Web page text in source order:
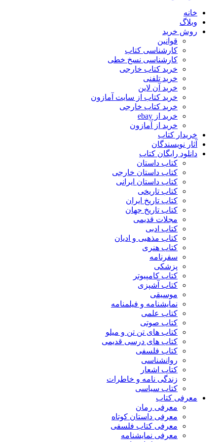
خانه
وبلاگ
روش خرید
قوانین
کارشناسی کتاب
کارشناسی نسخ خطی
خرید کتاب خارجی
خرید تلفنی
خرید آن لاین
خرید کتاب از سایت آمازون
خرید کتاب خارجی
خرید از ebay
خرید از آمازون
خریدار کتاب
آثار نویسندگان
دانلود رایگان کتاب
کتاب داستان
کتاب داستان خارجی
کتاب داستان ایرانی
کتاب تاریخی
کتاب تاریخ ایران
کتاب تاریخ جهان
مجلات قدیمی
کتاب ادبی
کتاب مذهبی و ادیان
کتاب هنری
سفرنامه
پزشکی
کتاب کامپیوتر
کتاب آشپزی
موسیقی
نمایشنامه و فیلمنامه
کتاب علمی
کتاب صوتی
کتاب های تن تن و میلو
کتاب های درسی قدیمی
کتاب فلسفی
روانشناسی
کتاب اشعار
زندگی نامه و خاطرات
کتاب سیاسی
معرفی کتاب
معرفی رمان
معرفی داستان کوتاه
معرفی کتاب فلسفی
معرفی نمایشنامه